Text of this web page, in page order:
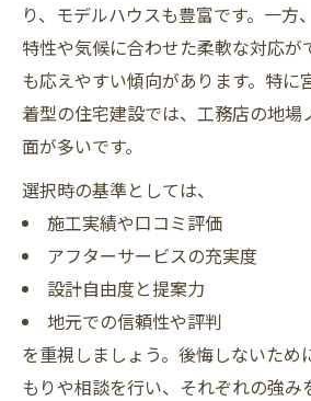
り、モデルハウスも豊富です。一方
特性や気候に合わせた柔軟な対応が
も応えやすい傾向があります。特に
着型の住宅建設では、工務店の地場
面が多いです。
選択時の基準としては、
施工実績や口コミ評価
アフターサービスの充実度
設計自由度と提案力
地元での信頼性や評判
を重視しましょう。後悔しないため
もりや相談を行い、それぞれの強み